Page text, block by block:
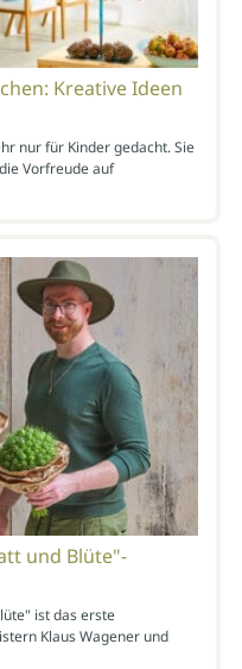
Kreative Ideen
nur für Kinder gedacht. Sie
Vorfreude auf
und Blüte"-
ist das erste
Klaus Wagener und